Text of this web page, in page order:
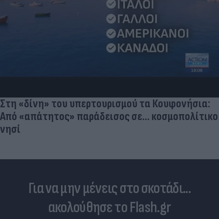
Στη «δίνη» του υπερτουρισμού τα Κουφονήσια:
Από «απάτητος» παράδεισος σε... κοσμοπολίτικο
νησί
Για να μην μένεις στο σκοτάδι...
ακολούθησε το Flash.gr